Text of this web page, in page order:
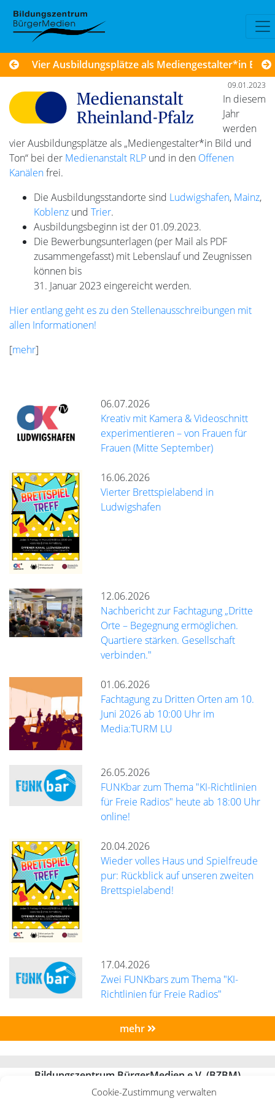
Cookie-Zustimmung verwalten
Vier Ausbildungsplätze als Mediengestalter*in Bild
09.01.2023
In diesem
Jahr
werden
vier Ausbildungsplätze als „Mediengestalter*in Bild und
Ton“ bei der Medienanstalt RLP und in den Offenen
Kanälenfrei.
Die Ausbildungsstandorte sind Ludwigshafen, Mainz,
Koblenz und Trier.
Ausbildungsbeginn ist der 01.09.2023.
Die Bewerbungsunterlagen (per Mail als PDF
zusammengefasst) mit Lebenslauf und Zeugnissen
können bis
31. Januar 2023 eingereicht werden.
Hier entlang geht es zu den Stellenausschreibungen mit
allen Informationen!
[mehr]
06.07.2026
Kreativ mit Kamera & Videoschnitt
experimentieren – von Frauen für
Frauen (Mitte September)
16.06.2026
Vierter Brettspielabend in
Ludwigshafen
12.06.2026
Nachbericht zur Fachtagung „Dritte
Orte – Begegnung ermöglichen.
Quartiere stärken. Gesellschaft
verbinden."
01.06.2026
Fachtagung zu Dritten Orten am 10.
Juni 2026 ab 10:00 Uhr im
Media:TURM LU
26.05.2026
FUNKbar zum Thema "KI-Richtlinien
für Freie Radios" heute ab 18:00 Uhr
online!
20.04.2026
Wieder volles Haus und Spielfreude
pur: Rückblick auf unseren zweiten
Brettspielabend!
17.04.2026
Zwei FUNKbars zum Thema "KI-
Richtlinien für Freie Radios"
mehr
Bildungszentrum BürgerMedien e.V. (BZBM)
Turmstraße 10 | 67059 Ludwigshafen |info@bz-bm.de